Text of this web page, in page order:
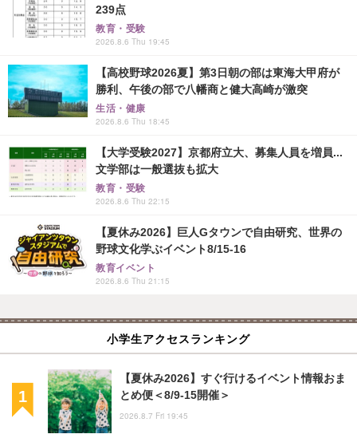
239点
教育・受験
2026.8.6 Thu 19:45
【高校野球2026夏】第3日朝の部は東海大甲府が
勝利、午後の部で八幡商と健大高崎が激突
生活・健康
2026.8.6 Thu 18:45
【大学受験2027】京都府立大、募集人員を増員...
文学部は一般選抜も拡大
教育・受験
2026.8.6 Thu 22:15
【夏休み2026】巨人Gタウンで自由研究、世界の
野球文化学ぶイベント8/15-16
教育イベント
2026.8.6 Thu 21:15
小学生アクセスランキング
【夏休み2026】すぐ行けるイベント情報おま
とめ便＜8/9-15開催＞
2026.8.7 Fri 19:45